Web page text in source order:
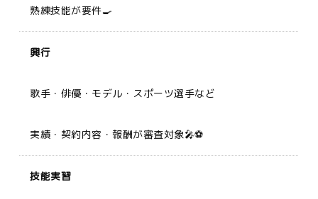
熟練技能が要件🍳
興行
歌手・俳優・モデル・スポーツ選手など
実績・契約内容・報酬が審査対象🎤⚽
技能実習